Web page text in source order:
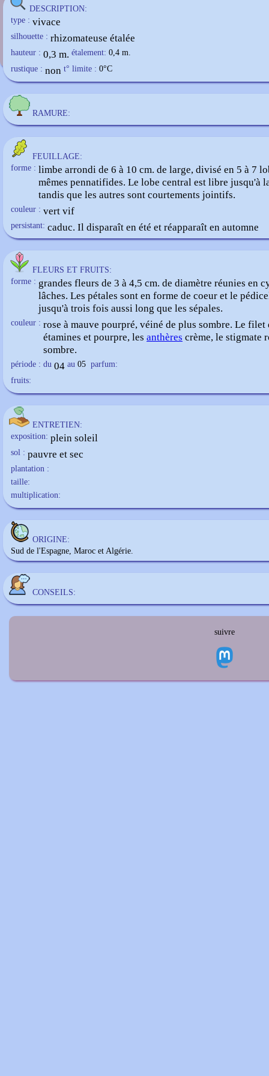
DESCRIPTION:
type : vivace
silhouette : rhizomateuse étalée
hauteur : 0,3 m. étalement: 0,4 m.
rustique : non t° limite : 0°C
RAMURE:
FEUILLAGE:
forme : limbe arrondi de 6 à 10 cm. de large, divisé en 5 à 7
mêmes pennatifides. Le lobe central est libre jusqu'à
tandis que les autres sont courtements jointifs.
couleur : vert vif
persistant: caduc. Il disparaît en été et réapparaît en automne
FLEURS ET FRUITS:
forme : grandes fleurs de 3 à 4,5 cm. de diamètre réunies en
lâches. Les pétales sont en forme de coeur et le
jusqu'à trois fois aussi long que les sépales.
couleur : rose à mauve pourpré, véiné de plus sombre. Le filet
étamines et pourpre, les anthères crème, le stigmate
sombre.
période : du 04 au 05 parfum:
fruits:
ENTRETIEN:
exposition: plein soleil
sol : pauvre et sec
plantation :
taille:
multiplication:
ORIGINE:
Sud de l'Espagne, Maroc et Algérie.
CONSEILS:
suivre